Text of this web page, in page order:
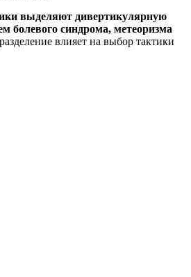
выделяют дивертикулярную
болевого синдрома, метеоризма
влияет на выбор тактики